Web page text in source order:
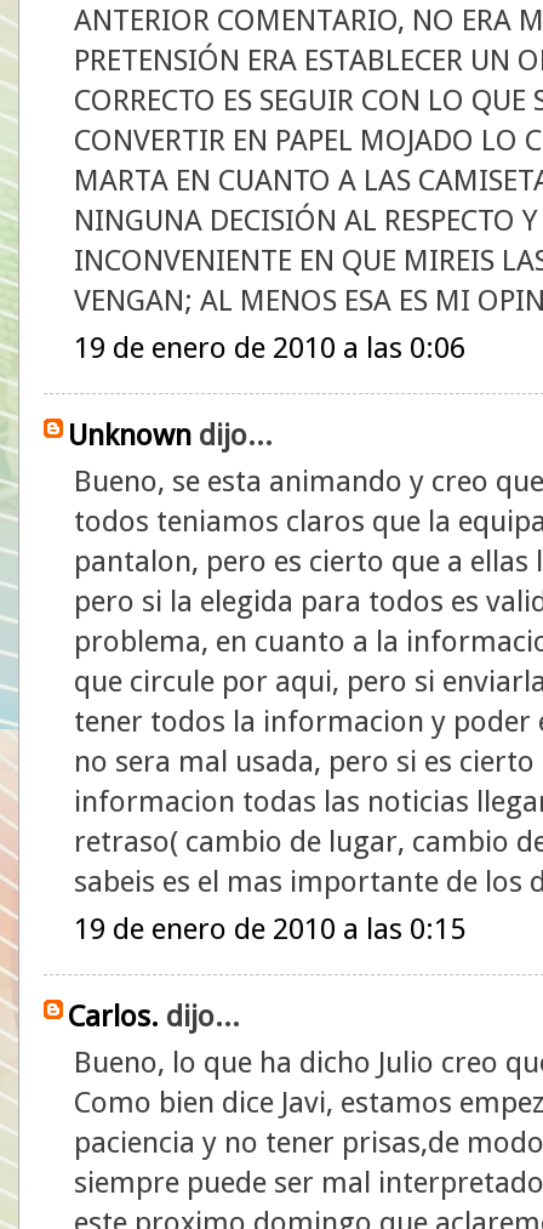
ANTERIOR COMENTARIO, NO ERA
PRETENSIÓN ERA ESTABLECER UN
CORRECTO ES SEGUIR CON LO
CONVERTIR EN PAPEL MOJADO LO
MARTA EN CUANTO A LAS
NINGUNA DECISIÓN AL RESPECTO
INCONVENIENTE EN QUE MIREIS
VENGAN; AL MENOS ESA ES MI
19 de enero de 2010 a las 0:06
Unknown dijo...
Bueno, se esta animando y creo
todos teniamos claros que la
pantalon, pero es cierto que a
pero si la elegida para todos es
problema, en cuanto a la
que circule por aqui, pero si
tener todos la informacion y
no sera mal usada, pero si es
informacion todas las noticias
retraso( cambio de lugar, cambio
sabeis es el mas importante de los
19 de enero de 2010 a las 0:15
Carlos. dijo...
Bueno, lo que ha dicho Julio creo
Como bien dice Javi, estamos
paciencia y no tener prisas,de
siempre puede ser mal
este proximo domingo que